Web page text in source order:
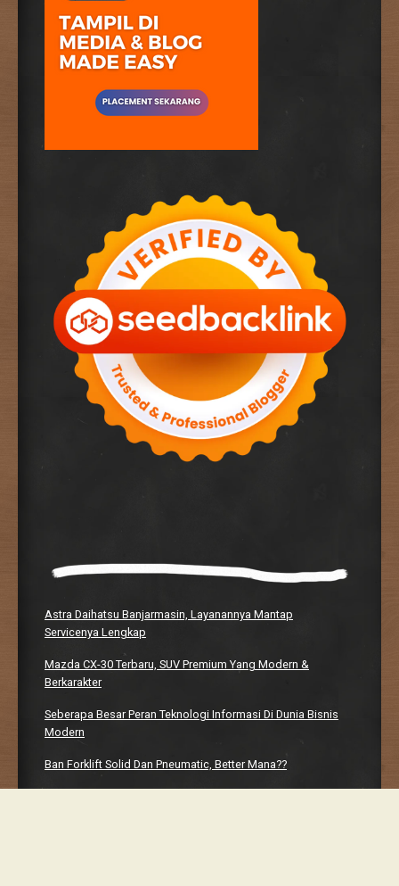
Astra Daihatsu Banjarmasin, Layanannya Mantap
Servicenya Lengkap
Mazda CX-30 Terbaru, SUV Premium Yang Modern &
Berkarakter
Seberapa Besar Peran Teknologi Informasi Di Dunia Bisnis
Modern
Ban Forklift Solid Dan Pneumatic, Better Mana??